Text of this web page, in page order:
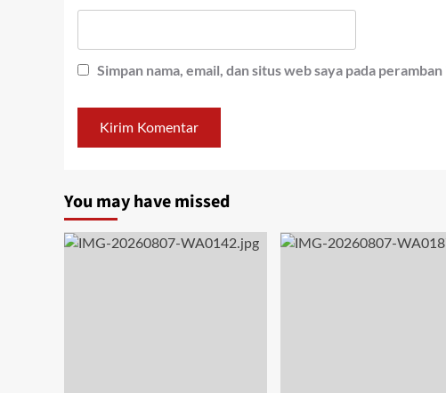
Simpan nama, email, dan situs web saya pada
You may have missed